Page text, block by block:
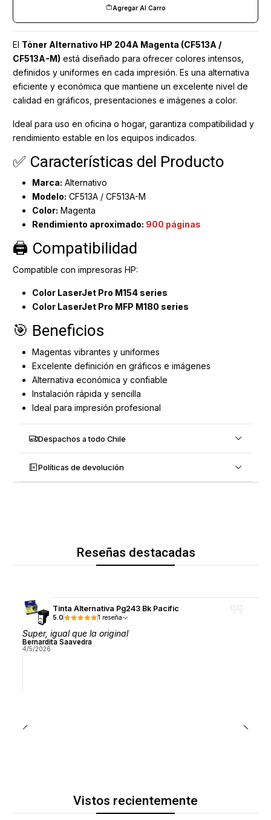
Agregar Al Carro
El Tóner Alternativo HP 204A Magenta (CF513A /
CF513A-M) está diseñado para ofrecer colores intensos,
definidos y uniformes en cada impresión. Es una alternativa
eficiente y económica que mantiene un excelente nivel de
calidad en gráficos, presentaciones e imágenes a color.
Ideal para uso en oficina o hogar, garantiza compatibilidad y
rendimiento estable en los equipos indicados.
✅ Características del Producto
Marca: Alternativo
Modelo: CF513A / CF513A-M
Color: Magenta
Rendimiento aproximado: 900 páginas
🖨 Compatibilidad
Compatible con impresoras HP:
Color LaserJet Pro M154 series
Color LaserJet Pro MFP M180 series
🎯 Beneficios
Magentas vibrantes y uniformes
Excelente definición en gráficos e imágenes
Alternativa económica y confiable
Instalación rápida y sencilla
Ideal para impresión profesional
Despachos a todo Chile
Políticas de devolución
Reseñas destacadas
Tinta Alternativa Pg243 Bk Pacific
5.0 1 reseña
Super, igual que la original
Bernardita Saavedra
4/5/2026
Vistos recientemente